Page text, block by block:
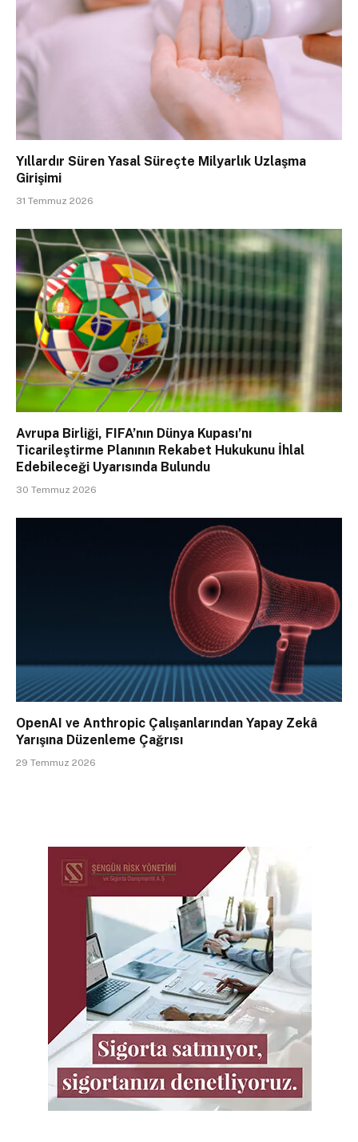
Yıllardır Süren Yasal Süreçte Milyarlık Uzlaşma
Girişimi
31 Temmuz 2026
Avrupa Birliği, FIFA’nın Dünya Kupası’nı
Ticarileştirme Planının Rekabet Hukukunu İhlal
Edebileceği Uyarısında Bulundu
30 Temmuz 2026
OpenAI ve Anthropic Çalışanlarından Yapay Zekâ
Yarışına Düzenleme Çağrısı
29 Temmuz 2026